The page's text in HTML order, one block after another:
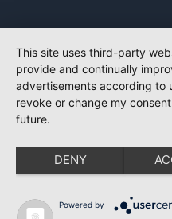
This site uses third-party
provide and continually
advertisements according to
revoke or change my
future.
DENY
Powered by